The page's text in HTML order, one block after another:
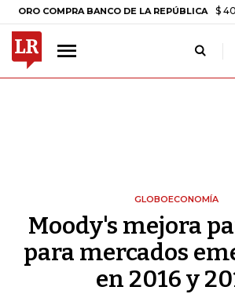
COMPRA BANCO DE LA REPÚBLICA $
GLOBOECONOMÍA
Moody's mejora
para mercados
en 2016 y